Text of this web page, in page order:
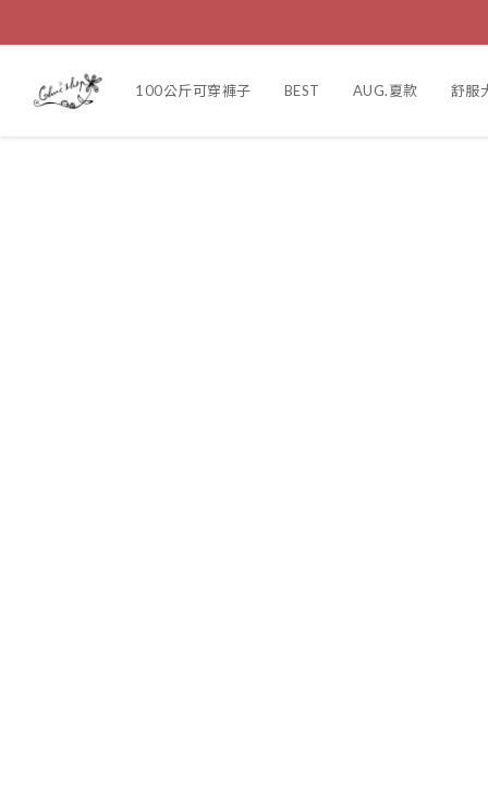
100公斤可穿褲子 BEST AUG.夏款 舒服